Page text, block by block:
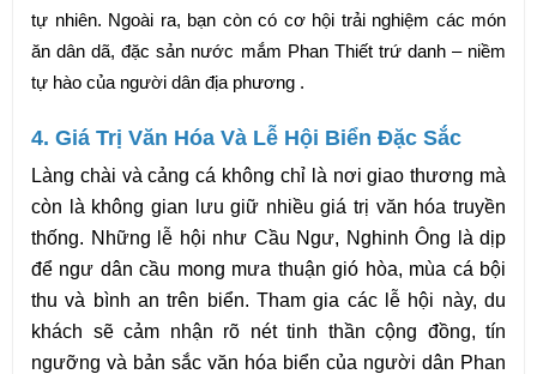
tự nhiên. Ngoài ra, bạn còn có cơ hội trải nghiệm các món
ăn dân dã, đặc sản nước mắm Phan Thiết trứ danh – niềm
tự hào của người dân địa phương .
4. Giá Trị Văn Hóa Và Lễ Hội Biển Đặc Sắc
Làng chài và cảng cá không chỉ là nơi giao thương mà
còn là không gian lưu giữ nhiều giá trị văn hóa truyền
thống. Những lễ hội như Cầu Ngư, Nghinh Ông là dịp
để ngư dân cầu mong mưa thuận gió hòa, mùa cá bội
thu và bình an trên biển. Tham gia các lễ hội này, du
khách sẽ cảm nhận rõ nét tinh thần cộng đồng, tín
ngưỡng và bản sắc văn hóa biển của người dân Phan